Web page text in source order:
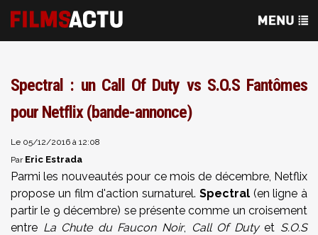
Spectral : un Call Of Duty vs S.O.S Fantômes
pour Netflix (bande-annonce)
Le 05/12/2016 à 12:08
Par Eric Estrada
Parmi les nouveautés pour ce mois de décembre, Netflix
propose un film d'action surnaturel. Spectral(en ligne à
partir le 9 décembre) se présente comme un croisement
entre La Chute du Faucon Noir, Call Of Dutyet S.O.S